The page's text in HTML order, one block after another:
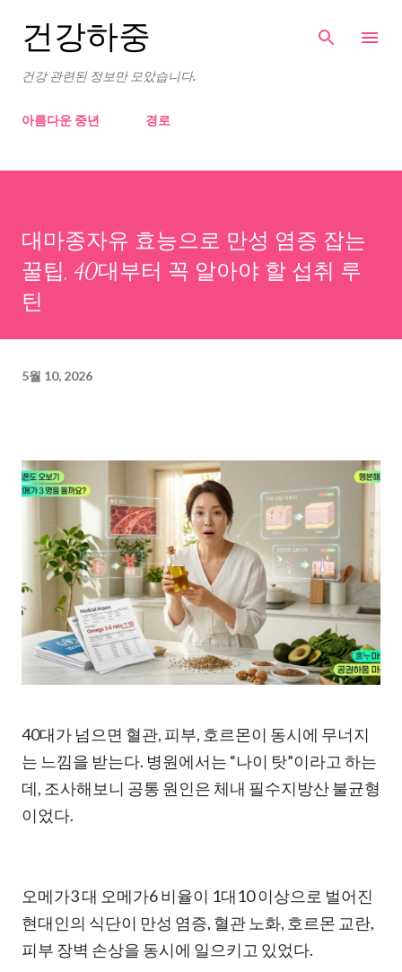
기본 콘텐츠로 건너뛰기
건강하중
건강 관련된 정보만 모았습니다.
아름다운 중년 경로
대마종자유 효능으로 만성 염증 잡는
꿀팁, 40대부터 꼭 알아야 할 섭취 루
틴
5월 10, 2026
40대가 넘으면 혈관, 피부, 호르몬이 동시에 무너지
는 느낌을 받는다. 병원에서는 “나이 탓”이라고 하는
데, 조사해보니 공통 원인은 체내 필수지방산 불균형
이었다.
오메가3 대 오메가6 비율이 1대10 이상으로 벌어진
현대인의 식단이 만성 염증, 혈관 노화, 호르몬 교란,
피부 장벽 손상을 동시에 일으키고 있었다.